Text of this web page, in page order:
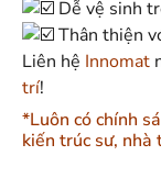
Dễ vệ sinh
Thân thiện
Liên hệ Innomat
trí!
*Luôn có chính
kiến trúc sư,